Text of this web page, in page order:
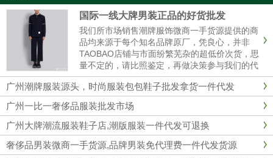
国际一线大牌男装正品的好货批发
我们所市场销售潮牌服饰微商一手货源提供的商
品均来源于每个知名品牌原厂，凭良心，并非
TAOBAO店铺与市面纷繁芜杂的超低价次货，思
量不定的，请比照鉴定，再做决策参与我们的代
理商。 我们的服装不管做工、用材，原产地都是
和淘宝店铺的衣服彻底不同的，所以本质没有对
比性，也完全没必要性比较......
广州潮牌服装源头，时尚服装包包鞋子批发拿货一件代发
广州一比一奢侈品服装批发市场
广州大牌潮流服装鞋子店,潮版服装一件代发可退换
奢侈品男装微商一手货源,品牌男装免代理费一件代发货源